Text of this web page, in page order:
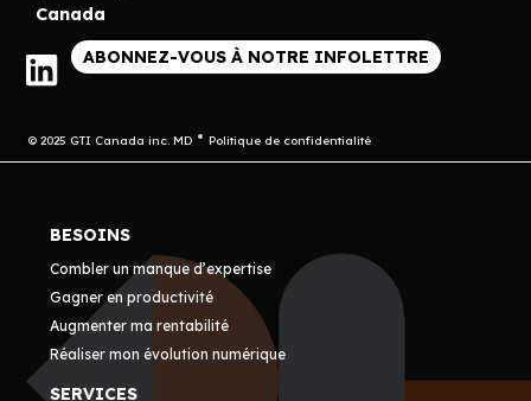
Canada
ABONNEZ-VOUS À NOTRE INFOLETTRE
© 2025 GTI Canada inc. MD Politique de confidentialité
BESOINS
Combler un manque d’expertise
Gagner en productivité
Augmenter ma rentabilité
Réaliser mon évolution numérique
SERVICES